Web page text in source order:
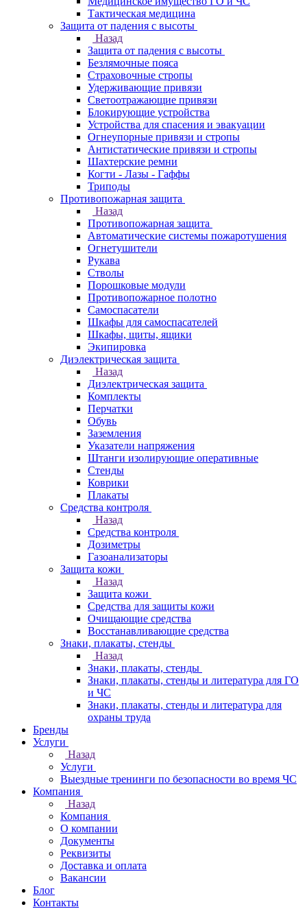
Тактическая медицина
Защита от падения с высоты
Назад
Защита от падения с высоты
Безлямочные пояса
Страховочные стропы
Удерживающие привязи
Светоотражающие привязи
Блокирующие устройства
Устройства для спасения и эвакуации
Огнеупорные привязи и стропы
Антистатические привязи и стропы
Шахтерские ремни
Когти - Лазы - Гаффы
Триподы
Противопожарная защита
Назад
Противопожарная защита
Автоматические системы пожаротушения
Огнетушители
Рукава
Стволы
Порошковые модули
Противопожарное полотно
Самоспасатели
Шкафы для самоспасателей
Шкафы, щиты, ящики
Экипировка
Диэлектрическая защита
Назад
Диэлектрическая защита
Комплекты
Перчатки
Обувь
Заземления
Указатели напряжения
Штанги изолирующие оперативные
Стенды
Коврики
Плакаты
Средства контроля
Назад
Средства контроля
Дозиметры
Газоанализаторы
Защита кожи
Назад
Защита кожи
Средства для защиты кожи
Очищающие средства
Восстанавливающие средства
Знаки, плакаты, стенды
Назад
Знаки, плакаты, стенды
Знаки, плакаты, стенды и литература для ГО
и ЧС
Знаки, плакаты, стенды и литература для
охраны труда
Бренды
Услуги
Назад
Услуги
Выездные тренинги по безопасности во время ЧС
Компания
Назад
Компания
О компании
Документы
Реквизиты
Доставка и оплата
Вакансии
Блог
Контакты